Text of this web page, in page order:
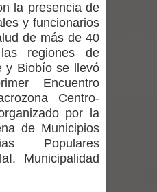
críticas contra
por dejar fuera a
dará la cara”
Social y Familia
para apoyar a
la presencia de
y funcionarios
de más de 40
regiones de
y Biobío se llevó
Encuentro
Centro-
por la
de Municipios
Populares
Municipalidad